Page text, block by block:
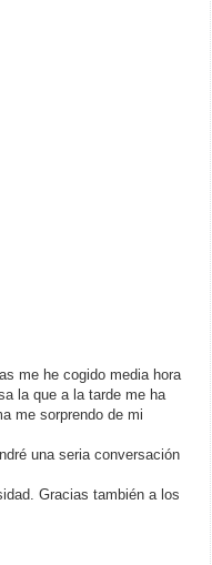
me he cogido media hora
la que a la tarde me ha
me sorprendo de mi
una seria conversación
Gracias también a los